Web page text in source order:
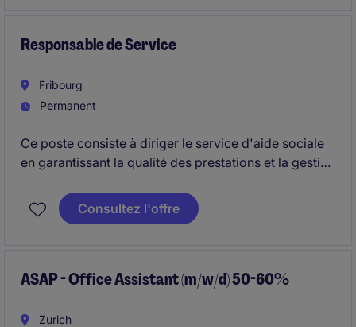
Responsable de Service
Fribourg
Permanent
Ce poste consiste à diriger le service d'aide sociale
en garantissant la qualité des prestations et la gestion
implique également le management des équipes, le
pilotage stratégique et la collaboration avec de
Consultez l'offre
ASAP - Office Assistant (m/w/d) 50-60%
Zurich